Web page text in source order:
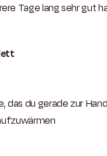
Tage lang sehr gut
das du gerade zur